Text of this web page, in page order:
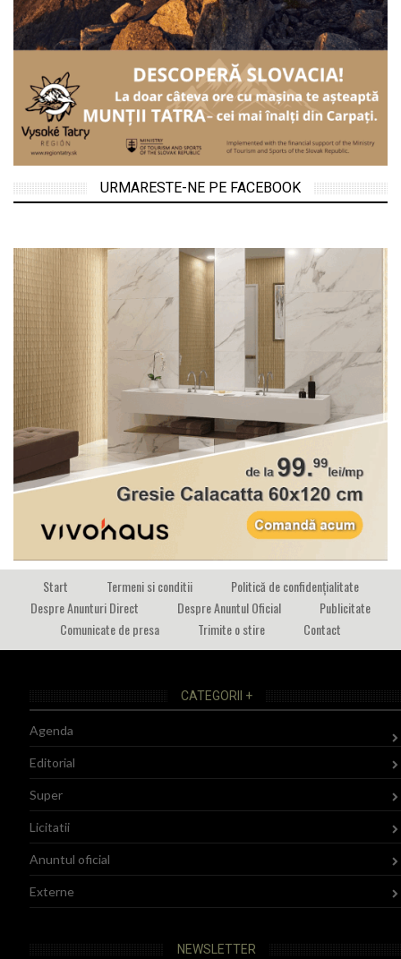
URMARESTE-NE PE FACEBOOK
Start Termeni si conditii
Politică de confidențialitate
Despre Anunturi Direct
Despre Anuntul Oficial
Publicitate
Comunicate de presa
Trimite o stire Contact
CATEGORII +
Agenda
Editorial
Super
Licitatii
Anuntul oficial
Externe
NEWSLETTER